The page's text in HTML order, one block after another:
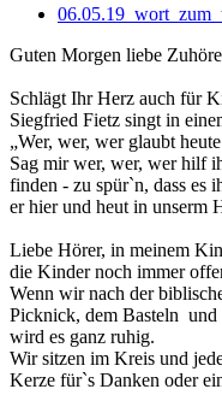
Guten Morgen liebe
Schlägt Ihr Herz auch für
Siegfried Fietz singt in
„Wer, wer, wer glaubt
Sag mir wer, wer, wer hilf
finden - zu spür`n, dass es
er hier und heut in unserm
Liebe Hörer, in meinem
die Kinder noch immer
Wenn wir nach der
Picknick, dem Basteln und
wird es ganz ruhig.
Wir sitzen im Kreis und
Kerze für`s Danken oder